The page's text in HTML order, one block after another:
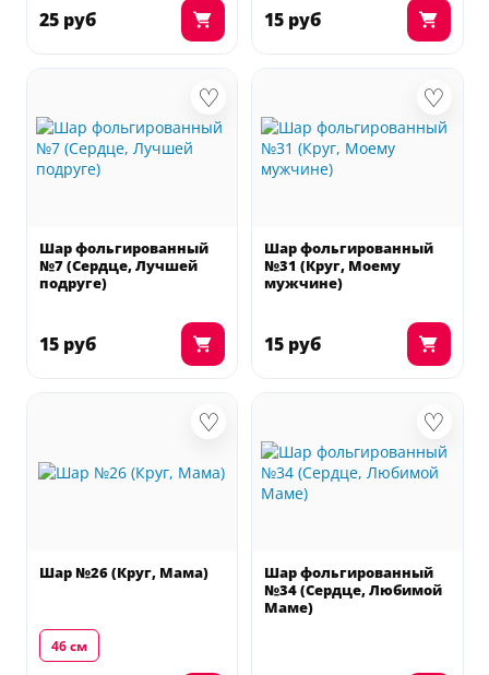
25 руб 15 руб
♡
Шар фольгированный
№7 (Сердце, Лучшей
подруге)
15 руб
♡
Шар фольгированный
№31 (Круг, Моему
мужчине)
15 руб
♡
Шар №26 (Круг, Мама)
46 см
♡
Шар фольгированный
№34 (Сердце, Любимой
Маме)